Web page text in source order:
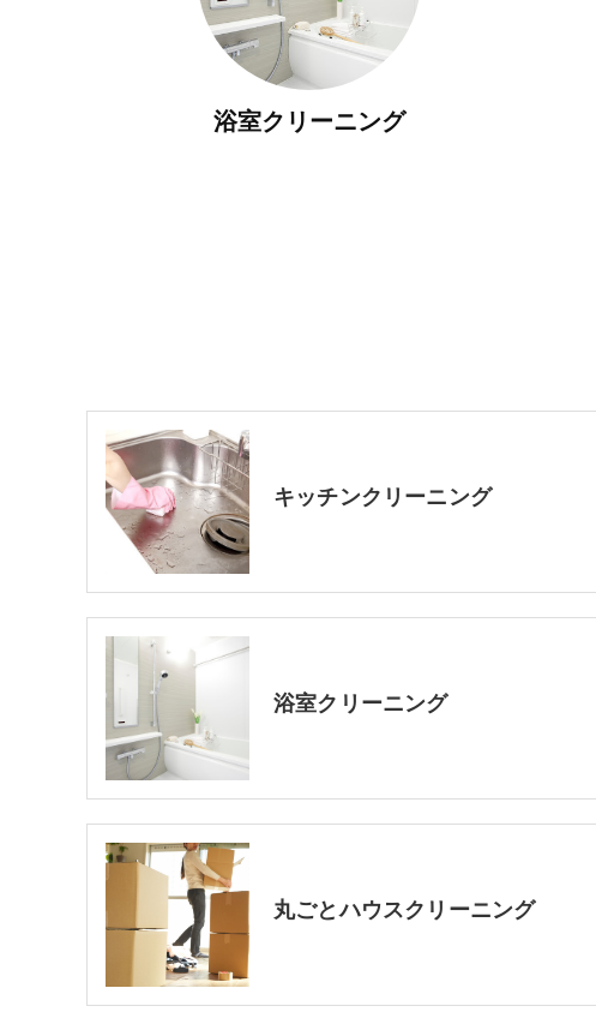
浴室クリーニング
キッチンクリーニング
浴室クリーニング
丸ごとハウスクリーニング